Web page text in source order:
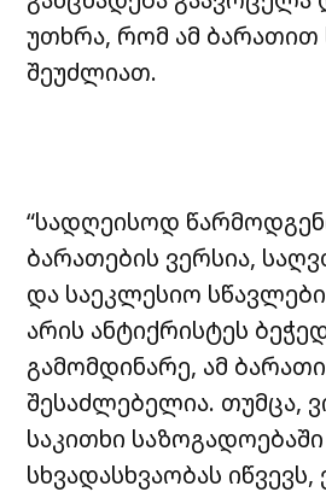
უთხრა, რომ ამ
შეუძლიათ.
“სადღეისოდ
ბარათების ვერსია,
და საეკლესიო
არის ანტიქრისტეს
გამომდინარე, ამ
შესაძლებელია. თუმცა,
საკითხი
სხვადასხვაობას